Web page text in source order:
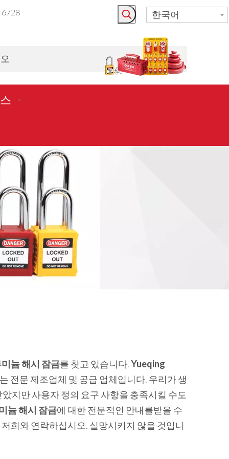
6728 한국어
늄 해시 잠금를 찾고 있습니다.Yueqing
전문 제조업체 및 공급 업체입니다. 우리가 생
지만 사용자 정의 요구 사항을 충족시킬 수도
늄 해시 잠금에 대한 전문적인 안내를받을 수
희와 연락하십시오. 실망시키지 않을 것입니